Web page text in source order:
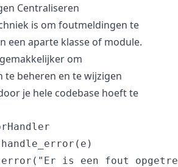
Centraliseren
is om foutmeldingen te
een aparte klasse of module.
om
beheren en te wijzigen
je hele codebase hoeft te
is een fout